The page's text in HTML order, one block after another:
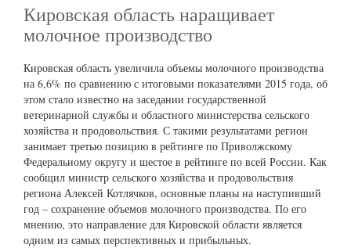
Кировская область наращивает
молочное производство
Кировская область увеличила объемы молочного производства
на 6,6% по сравнению с итоговыми показателями 2015 года, об
этом стало известно на заседании государственной
ветеринарной службы и областного министерства сельского
хозяйства и продовольствия. С такими результатами регион
занимает третью позицию в рейтинге по Приволжскому
Федеральному округу и шестое в рейтинге по всей России. Как
сообщил министр сельского хозяйства и продовольствия
региона Алексей Котлячков, основные планы на наступивший
год – сохранение объемов молочного производства. По его
мнению, это направление для Кировской области является
одним из самых перспективных и прибыльных.